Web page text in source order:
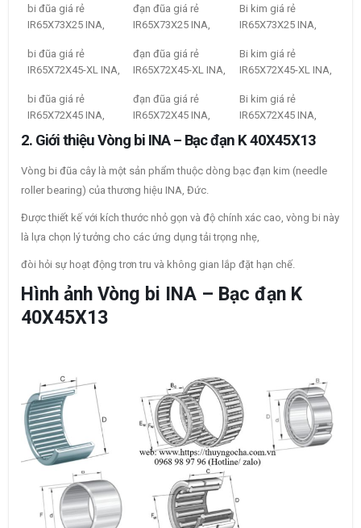
bi đũa giá rẻ
IR65X73X25 INA,
đạn đũa giá rẻ
IR65X73X25 INA,
Bi kim giá rẻ
IR65X73X25 INA,
bi đũa giá rẻ
IR65X72X45-XL INA,
đạn đũa giá rẻ
IR65X72X45-XL INA,
Bi kim giá rẻ
IR65X72X45-XL INA,
bi đũa giá rẻ
IR65X72X45 INA,
đạn đũa giá rẻ
IR65X72X45 INA,
Bi kim giá rẻ
IR65X72X45 INA,
2. Giới thiệu Vòng bi INA – Bạc đạn K 40X45X13
Vòng bi đũa cây là một sản phẩm thuộc dòng bạc đạn kim (needle
roller bearing) của thương hiệu INA, Đức.
Được thiết kế với kích thước nhỏ gọn và độ chính xác cao, vòng bi này
là lựa chọn lý tưởng cho các ứng dụng tải trọng nhẹ,
đòi hỏi sự hoạt động trơn tru và không gian lắp đặt hạn chế.
Hình ảnh Vòng bi INA – Bạc đạn K
40X45X13